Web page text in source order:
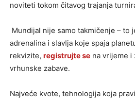
noviteti tokom čitavog trajanja
Mundijal nije samo takmičenje – to
adrenalina i slavlja koje spaja
rekvizite, registrujte se na vrijeme i
vrhunske zabave.
Najveće kvote, tehnologija koja